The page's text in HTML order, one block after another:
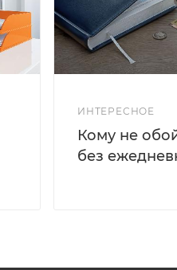
ИНТЕРЕСНОЕ
Кому не
без